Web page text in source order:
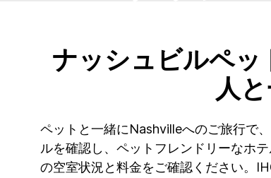
ナッシュビルペッ
人
ペットと一緒にNashvilleへのご旅行で
ルを確認し、ペットフレンドリーなホ
の空室状況と料金をご確認ください。